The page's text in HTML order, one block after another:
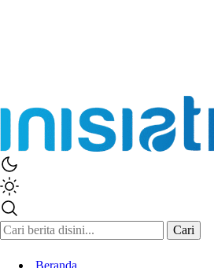
Inisiatif.co
Stay Connected Stay Informed
Cari
Beranda